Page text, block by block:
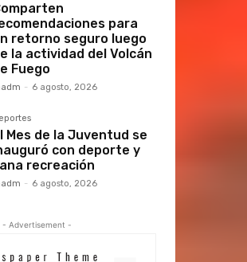
para
retorno seguro luego
la actividad del Volcán
Fuego
- 6 agosto, 2026
Mes de la Juventud se
con deporte y
recreación
- 6 agosto, 2026
- Advertisement -